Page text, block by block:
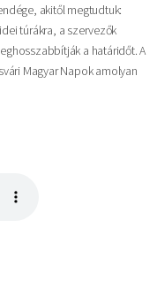
akitől megtudtuk:
túrákra, a szervezők
a határidőt. A
Magyar Napok amolyan